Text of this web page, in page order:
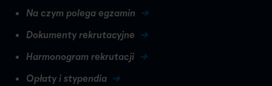
Na czym polega egzamin
Dokumenty rekrutacyjne
Harmonogram rekrutacji
Opłaty i stypendia